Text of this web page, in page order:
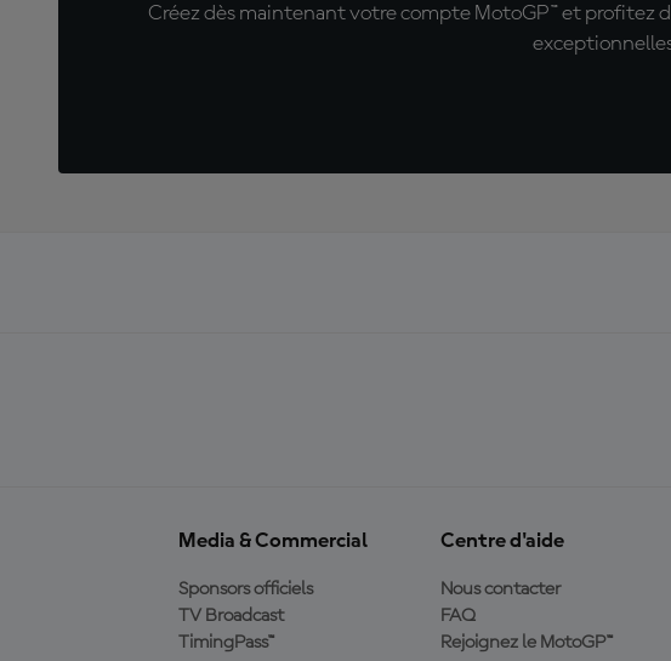
Créez dès maintenant votre compte MotoGP™ et profitez
Media & Commercial
Sponsors officiels
TV Broadcast
TimingPass™
Centre d'aide
Nous contacter
FAQ
Rejoignez le MotoGP™